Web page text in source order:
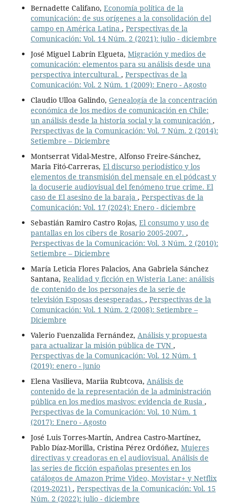
Bernadette Califano, Economía política de la
comunicación: de sus orígenes a la consolidación del
campo en América Latina , Perspectivas de la
Comunicación: Vol. 14 Núm. 2 (2021): julio - diciembre
José Miguel Labrín Elgueta, Migración y medios de
comunicación: elementos para su análisis desde una
perspectiva intercultural. , Perspectivas de la
Comunicación: Vol. 2 Núm. 1 (2009): Enero - Agosto
Claudio Ulloa Galindo, Genealogía de la concentración
económica de los medios de comunicación en Chile:
un análisis desde la historia social y la comunicación ,
Perspectivas de la Comunicación: Vol. 7 Núm. 2 (2014):
Setiembre – Diciembre
Montserrat Vidal-Mestre, Alfonso Freire-Sánchez,
Maria Fitó-Carreras, El discurso periodístico y los
elementos de transmisión del mensaje en el pódcast y
la docuserie audiovisual del fenómeno true crime. El
caso de El asesino de la baraja , Perspectivas de la
Comunicación: Vol. 17 (2024): Enero - diciembre
Sebastián Ramiro Castro Rojas, El consumo y uso de
pantallas en los cibers de Rosario 2005-2007. ,
Perspectivas de la Comunicación: Vol. 3 Núm. 2 (2010):
Setiembre – Diciembre
María Leticia Flores Palacios, Ana Gabriela Sánchez
Santana, Realidad y ficción en Wisteria Lane: análisis
de contenido de los personajes de la serie de
televisión Esposas desesperadas. , Perspectivas de la
Comunicación: Vol. 1 Núm. 2 (2008): Setiembre –
Diciembre
Valerio Fuenzalida Fernández, Análisis y propuesta
para actualizar la misión pública de TVN ,
Perspectivas de la Comunicación: Vol. 12 Núm. 1
(2019): enero - junio
Elena Vasilieva, Mariia Rubtcova, Análisis de
contenido de la representación de la administración
pública en los medios masivos: evidencia de Rusia ,
Perspectivas de la Comunicación: Vol. 10 Núm. 1
(2017): Enero - Agosto
José Luis Torres-Martín, Andrea Castro-Martínez,
Pablo Díaz-Morilla, Cristina Pérez Ordóñez, Mujeres
directivas y creadoras en el audiovisual. Análisis de
las series de ficción españolas presentes en los
catálogos de Amazon Prime Video, Movistar+ y Netflix
(2019-2021) , Perspectivas de la Comunicación: Vol. 15
Núm. 2 (2022): julio - diciembre